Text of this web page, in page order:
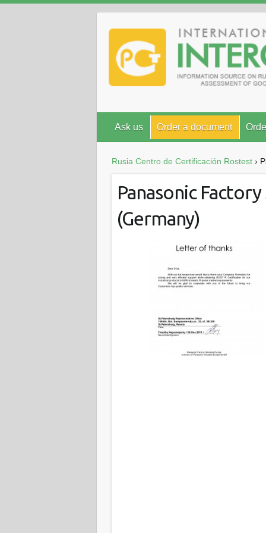
Ask us Order a document
Rusia Centro de Certificación Rostest ›
Panasonic
(Germany)